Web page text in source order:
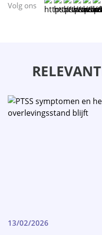
Volg ons
13/02/2026